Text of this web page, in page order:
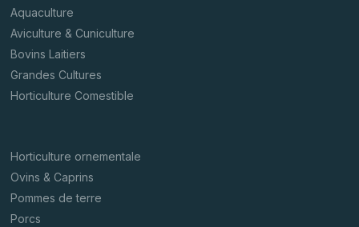
Aquaculture
Aviculture & Cuniculture
Bovins Laitiers
Grandes Cultures
Horticulture Comestible
Horticulture ornementale
Ovins & Caprins
Pommes de terre
Porcs